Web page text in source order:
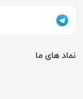
نماد های ما